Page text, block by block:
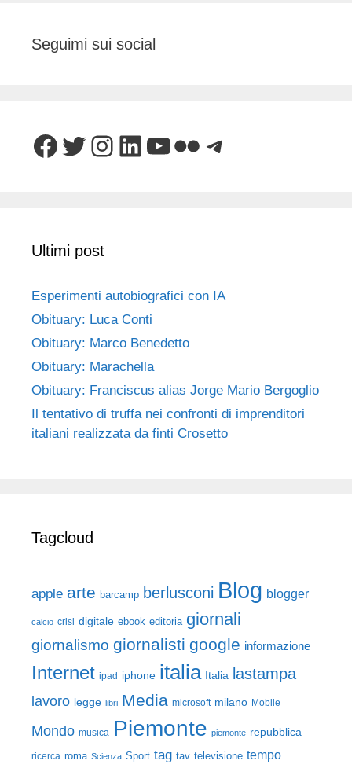
Seguimi sui social
Facebook
Twitter
Instagram
LinkedIn
YouTube
FlickrTelegram
Ultimi post
Esperimenti autobiografici con IA
Obituary: Luca Conti
Obituary: Marco Benedetto
Obituary: Marachella
Obituary: Franciscus alias Jorge Mario Bergoglio
Il tentativo di truffa nei confronti di imprenditori
italiani realizzata da finti Crosetto
Tagcloud
apple arte barcamp berlusconi Blog blogger
calcio crisi digitale ebook editoria giornali
giornalismo giornalisti google informazione
Internet ipad iphone italia Italia lastampa
lavoro legge libri Media microsoft milano Mobile
Mondo musica Piemonte piemonte repubblica
ricerca roma Scienza Sport tag tav televisione tempo